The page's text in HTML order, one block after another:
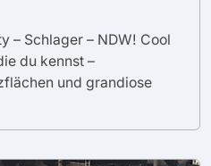
– Schlager – NDW! Cool
du kennst –
und grandiose